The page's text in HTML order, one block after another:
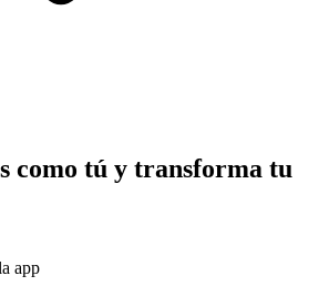
como tú y transforma tu
app